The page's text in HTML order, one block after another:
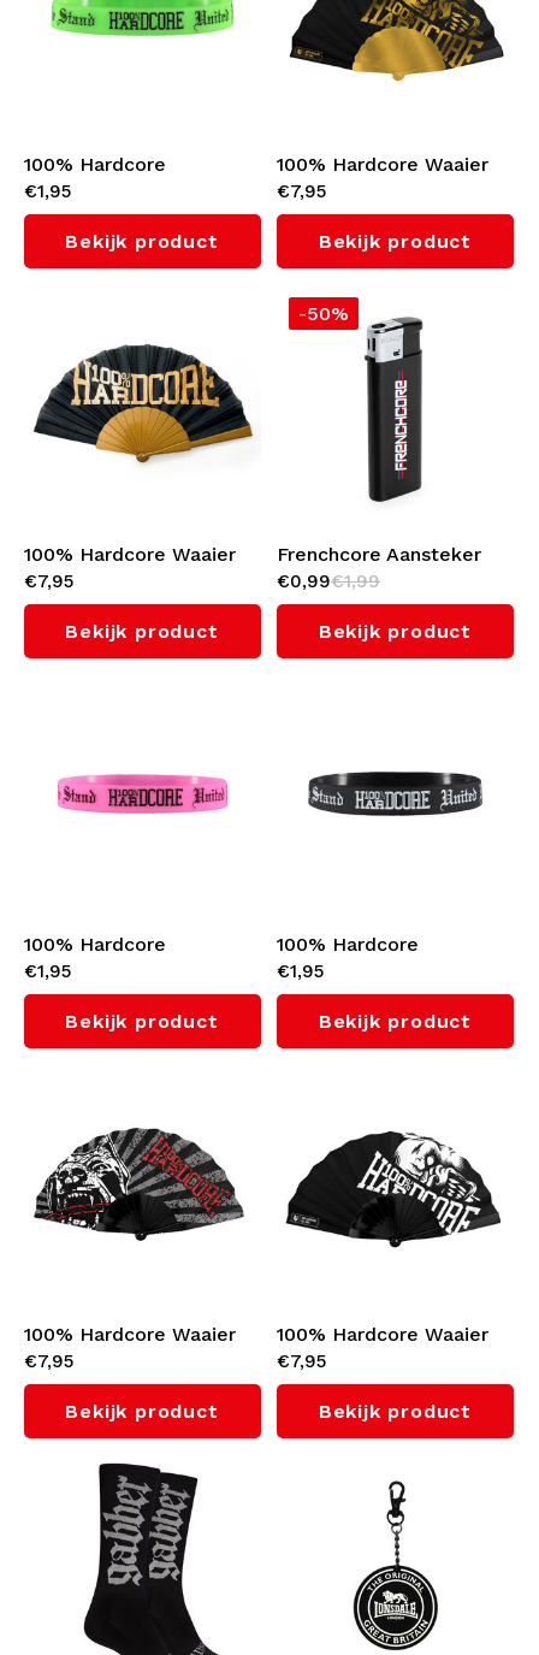
100% Hardcore
Wristband 'United We
Stand' (Neon Green)
€1,95
Bekijk product
100% Hardcore Waaier
'Branded Rage Gold'
€7,95
Bekijk product
100% Hardcore Waaier
'Essential' (Gold)
€7,95
Bekijk product
-50%
Frenchcore Aansteker
'Taped'
€0,99€1,99
Bekijk product
100% Hardcore
Wristband 'United We
Stand' (Pink)
€1,95
Bekijk product
100% Hardcore
Wristband 'United We
Stand'
€1,95
Bekijk product
100% Hardcore Waaier
'Distorted Dog 1'
€7,95
Bekijk product
100% Hardcore Waaier
'Branded Rage'
€7,95
Bekijk product